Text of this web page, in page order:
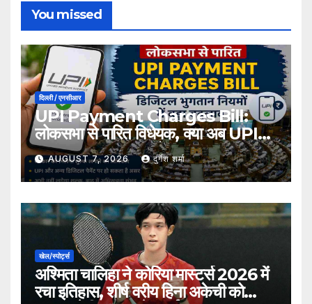
You missed
दिल्ली / एनसीआर
UPI Payment Charges Bill:
लोकसभा से पारित विधेयक, क्या अब UPI
भुगतान पर लग सकता है शुल्क?
AUGUST 7, 2026 दुर्गेश शर्मा
खेल/स्पोर्ट्स
अश्मिता चालिहा ने कोरिया मास्टर्स 2026 में
रचा इतिहास, शीर्ष वरीय हिना अकेची को